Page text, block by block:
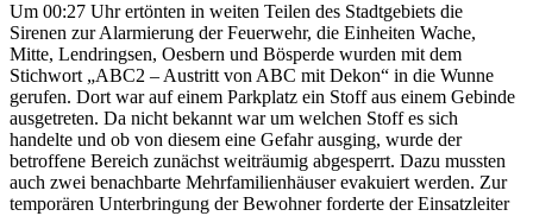
Um 00:27 Uhr ertönten in weiten Teilen des Stadtgebiets die
Sirenen zur Alarmierung der Feuerwehr, die Einheiten Wache,
Mitte, Lendringsen, Oesbern und Bösperde wurden mit dem
Stichwort „ABC2 – Austritt von ABC mit Dekon“ in die Wunne
gerufen. Dort war auf einem Parkplatz ein Stoff aus einem Gebinde
ausgetreten. Da nicht bekannt war um welchen Stoff es sich
handelte und ob von diesem eine Gefahr ausging, wurde der
betroffene Bereich zunächst weiträumig abgesperrt. Dazu mussten
auch zwei benachbarte Mehrfamilienhäuser evakuiert werden. Zur
temporären Unterbringung der Bewohner forderte der Einsatzleiter